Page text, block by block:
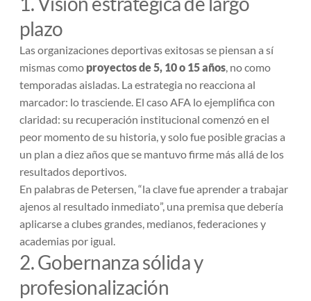
plazo
Las organizaciones deportivas exitosas se piensan a sí
mismas como proyectos de 5, 10 o 15 años, no como
temporadas aisladas. La estrategia no reacciona al
marcador: lo trasciende. El caso AFA lo ejemplifica con
claridad: su recuperación institucional comenzó en el
peor momento de su historia, y solo fue posible gracias a
un plan a diez años que se mantuvo firme más allá de los
resultados deportivos.
En palabras de Petersen, “la clave fue aprender a trabajar
ajenos al resultado inmediato”, una premisa que debería
aplicarse a clubes grandes, medianos, federaciones y
academias por igual.
2. Gobernanza sólida y
profesionalización